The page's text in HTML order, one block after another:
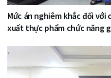
Mức án nghiêm khắc đối với
xuất thực phẩm chức năng